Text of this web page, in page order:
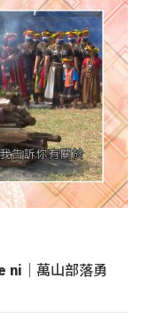
ni｜萬山部落勇